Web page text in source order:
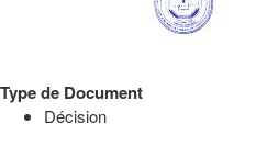
Type de Document
Décision